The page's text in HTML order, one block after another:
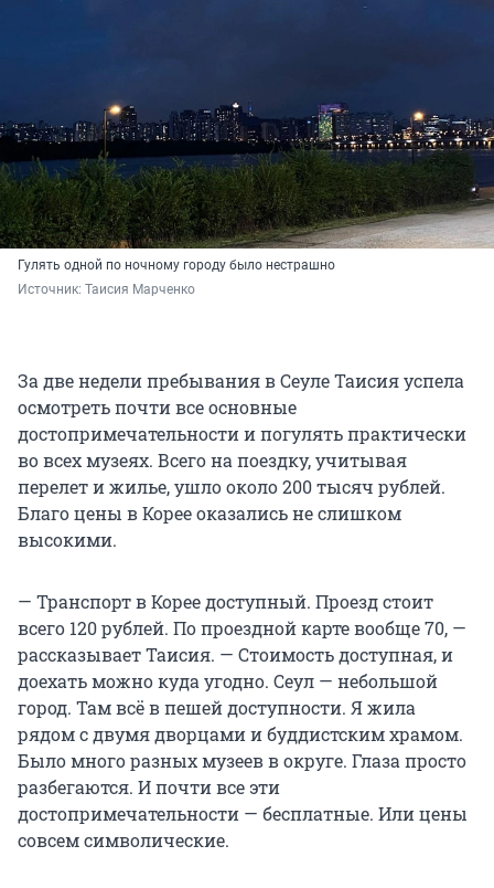
Гулять одной по ночному городу было нестрашно
Источник: Таисия Марченко
За две недели пребывания в Сеуле Таисия успела
осмотреть почти все основные
достопримечательности и погулять практически
во всех музеях. Всего на поездку, учитывая
перелет и жилье, ушло около 200 тысяч рублей.
Благо цены в Корее оказались не слишком
высокими.
— Транспорт в Корее доступный. Проезд стоит
всего 120 рублей. По проездной карте вообще 70, —
рассказывает Таисия. — Стоимость доступная, и
доехать можно куда угодно. Сеул — небольшой
город. Там всё в пешей доступности. Я жила
рядом с двумя дворцами и буддистским храмом.
Было много разных музеев в округе. Глаза просто
разбегаются. И почти все эти
достопримечательности — бесплатные. Или цены
совсем символические.